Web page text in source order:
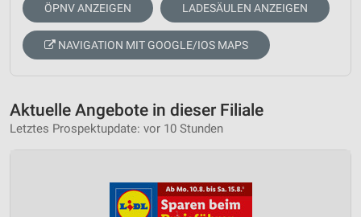
ÖPNV ANZEIGEN LADESÄULEN ANZEIGEN
NAVIGATION MIT GOOGLE/IOS MAPS
Aktuelle Angebote in dieser Filiale
Letztes Prospektupdate: vor 10 Stunden